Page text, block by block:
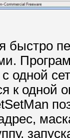
быстро
одной
к одной